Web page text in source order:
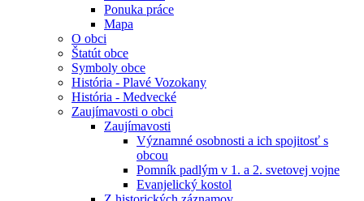
Ponuka práce
Mapa
O obci
Štatút obce
Symboly obce
História - Plavé Vozokany
História - Medvecké
Zaujímavosti o obci
Zaujímavosti
Významné osobnosti a ich spojitosť s
obcou
Pomník padlým v 1. a 2. svetovej vojne
Evanjelický kostol